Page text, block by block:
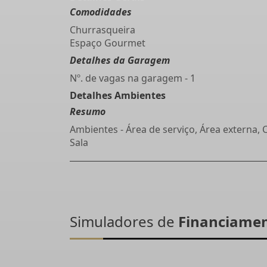
Comodidades
Churrasqueira
Espaço Gourmet
Detalhes da Garagem
Nº. de vagas na garagem - 1
Detalhes Ambientes
Resumo
Ambientes - Área de serviço, Área externa,
Sala
Simuladores de